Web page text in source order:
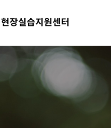
현장실습지원센터